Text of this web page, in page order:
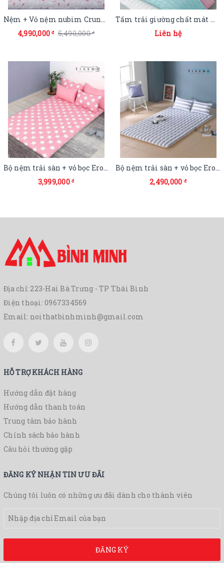
Nệm + Vỏ nệm nubim Crunky 135x210cm
4,990,000đ 5,490,000đ
Tấm trải giường chất mát Harmonydeco màu paste 150x200cm
Liên hệ
Bộ nệm trải sàn + vỏ bọc Eroomn
3,999,000đ
Bộ nệm trải sàn + vỏ bọc Eroomn Star size S 105x185cm
2,490,000 đ
Địa chỉ: 223-Hai Bà Trưng - TP Thái Bình
Điện thoại: 0967334569
Email: noithatbinhminh@gmail.com
HỖ TRỢ KHÁCH HÀNG
Hướng dẫn đặt hàng
Hướng dẫn thanh toán
Trung tâm bảo hành
Chính sách bảo hành
Câu hỏi thường gặp
ĐĂNG KÝ NHẬN TIN ƯU ĐÃI
Chúng tôi luôn có những ưu đãi dành cho thành viên
ĐĂNG KÝ